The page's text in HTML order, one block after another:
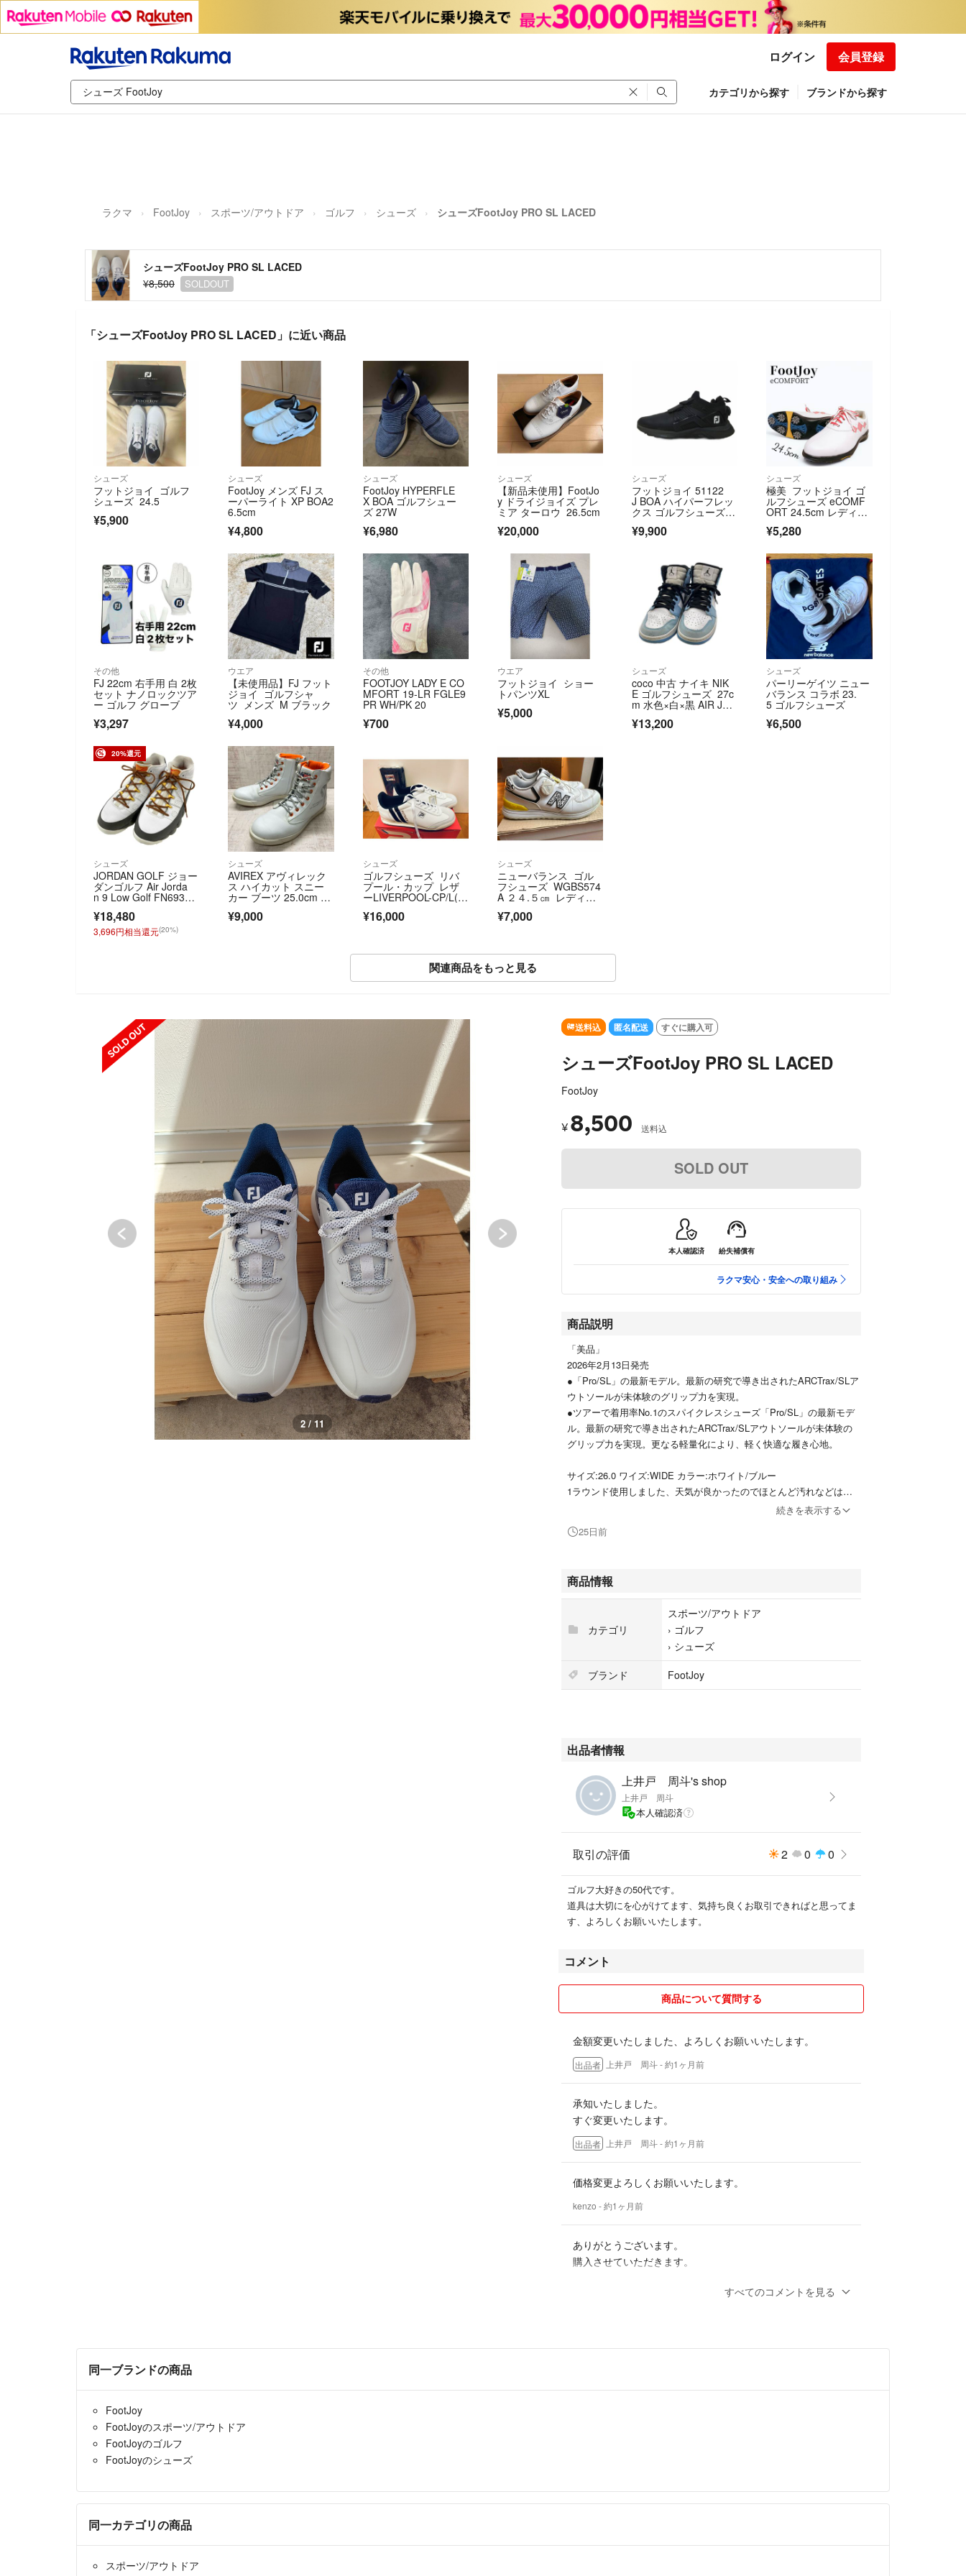
ログイン 会員登録
カテゴリから探す ブランドから探す
ラクマ FootJoy スポーツ/アウトドア ゴルフ シューズ シューズFootJoy PRO SL LACED
シューズFootJoy PRO SL LACED
¥8,500
SOLDOUT
「シューズFootJoy PRO SL LACED」に近い商品
シューズ
フットジョイ ゴルフ
シューズ 24.5
¥5,900
シューズ
FootJoy メンズ FJ ス
ーパーライト XP BOA2
6.5cm
¥4,800
シューズ
FootJoy HYPERFLE
X BOA ゴルフシュー
ズ 27W
¥6,980
シューズ
【新品未使用】FootJo
y ドライジョイズ プレ
ミア ターロウ 26.5cm
¥20,000
シューズ
フットジョイ 51122
J BOA ハイパーフレッ
クス ゴルフシューズ 2
7cm
¥9,900
シューズ
極美 フットジョイ ゴ
ルフシューズ eCOMF
ORT 24.5cm レディー
¥5,280
その他
FJ 22cm 右手用 白 2枚
セット ナノロックツア
ー ゴルフ グローブ
¥3,297
ウエア
【未使用品】FJ フット
ジョイ ゴルフシャ
ツ メンズ M ブラック
¥4,000
その他
FOOTJOY LADY E CO
MFORT 19-LR FGLE9
PR WH/PK 20
¥700
ウエア
フットジョイ ショー
トパンツXL
¥5,000
シューズ
coco 中古 ナイキ NIK
E ゴルフシューズ 27c
m 水色×白×黒 AIR JOR
クレス [DQ0660-400]
¥13,200
シューズ
パーリーゲイツ ニュー
バランス コラボ 23.
5 ゴルフシューズ
¥6,500
20%還元
シューズ
JORDAN GOLF ジョー
ダンゴルフ Air Jorda
n 9 Low Golf FN693
イト系 27.5cm [24010
1737015] ゴルフウェ
ア メンズ ストスト
¥18,480
3,696円相当還元(20%)
シューズ
AVIREX アヴィレック
ス ハイカット スニー
カー ブーツ 25.0cm メ
ジップ 中古 ゴルフシ
¥9,000
シューズ
ゴルフシューズ リバ
プール・カップ レザ
ーLIVERPOOL-CP/L(W
¥16,000
シューズ
ニューバランス ゴル
フシューズ WGBS574
A ２４.５㎝ レディー
¥7,000
関連商品をもっと見る
SOLD OUT SOLD OUT
3 / 11
送料込 匿名配送 すぐに購入可
シューズFootJoy PRO SL LACED
FootJoy
¥ 8,500 送料込
SOLD OUT
本人確認済 紛失補償有
ラクマ安心・安全への取り組み
商品説明
「美品」
2026年2月13日発売
●「Pro/SL」の最新モデル。最新の研究で導き出されたARCTrax/SLア
ウトソールが未体験のグリップ力を実現。
●ツアーで着用率No.1のスパイクレスシューズ「Pro/SL」の最新モデ
ル。最新の研究で導き出されたARCTrax/SLアウトソールが未体験の
グリップ力を実現。更なる軽量化により、軽く快適な履き心地。
サイズ:26.0 ワイズ:WIDE カラー:ホワイト/ブルー
1ラウンド使用しました、天気が良かったのでほとんど汚れなどはあ
WIDEが幅広タイプと勘違いして購入しまいサイズが合わなかったた
続きを表示する
25日前
商品情報
カテゴリ
スポーツ/アウトドア
› ゴルフ
› シューズ
ブランド
FootJoy
出品者情報
上井戸 周斗's shop
上井戸 周斗
本人確認済
取引の評価 2 0 0
ゴルフ大好きの50代です。
道具は大切にを心がけてます、気持ち良くお取引できればと思ってま
す、よろしくお願いいたします。
コメント
商品について質問する
金額変更いたしました、よろしくお願いいたします。
出品者 上井戸 周斗- 約1ヶ月前
承知いたしました。
すぐ変更いたします。
出品者 上井戸 周斗- 約1ヶ月前
価格変更よろしくお願いいたします。
kenzo - 約1ヶ月前
ありがとうございます。
購入させていただきます。
すべてのコメントを見る
同一ブランドの商品
FootJoy
FootJoyのスポーツ/アウトドア
FootJoyのゴルフ
FootJoyのシューズ
同一カテゴリの商品
スポーツ/アウトドア